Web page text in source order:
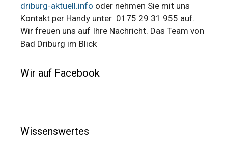
driburg-aktuell.info oder nehmen Sie mit uns
Kontakt per Handy unter 0175 29 31 955 auf.
Wir freuen uns auf Ihre Nachricht. Das Team von
Bad Driburg im Blick
Wir auf Facebook
Wissenswertes